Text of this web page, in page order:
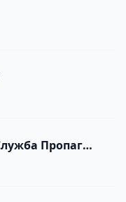
Государственная Служба Пропаганды Дискотек